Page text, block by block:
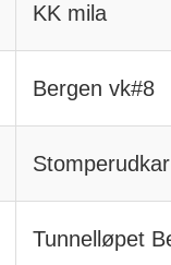
KK mila
Bergen vk#8
Tunnelløpet